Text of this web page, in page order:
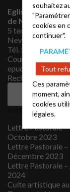
Eglise
de Nevers
5 ter rue Vauban
Nevers
Tél. : 03 86 37 36
Courriel :
Rechercher
Articles récents
Lettre Pastorale –
Octobre 2023
Lettre Pastorale –
Décembre 2023
Lettre Pastorale –
2024
Culte artistique au
souhaitez
cookies en
continuer".
Tout
Ces
moment,
cookies
légales.